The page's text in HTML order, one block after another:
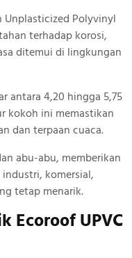
Unplasticized Polyvinyl
terhadap korosi,
ditemui di lingkungan
antara 4,20 hingga 5,75
kokoh ini memastikan
dan terpaan cuaca.
abu-abu, memberikan
komersial,
tetap menarik.
Ecoroof UPVC